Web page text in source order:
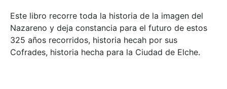
Este libro recorre toda la historia de la imagen del
Nazareno y deja constancia para el futuro de estos
325 años recorridos, historia hecah por sus
Cofrades, historia hecha para la Ciudad de Elche.